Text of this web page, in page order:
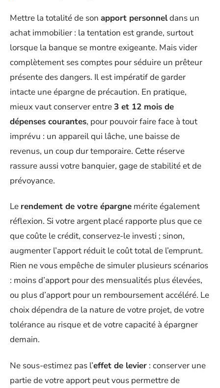
Mettre la totalité de son apport personneldans un
achat immobilier : la tentation est grande, surtout
lorsque la banque se montre exigeante. Mais vider
complètement ses comptes pour séduire un prêteur
présente des dangers. Il est impératif de garder
intacte une épargne de précaution. En pratique,
mieux vaut conserver entre3 et 12 mois de
dépenses courantes, pour pouvoir faire face à tout
imprévu : un appareil qui lâche, une baisse de
revenus, un coup dur temporaire. Cette réserve
rassure aussi votre banquier, gage de stabilité et de
prévoyance.
Le rendement de votre épargne mérite également
réflexion. Si votre argent placé rapporte plus que ce
que coûte le crédit, conservez-le investi ; sinon,
augmenter l’apport réduit le coût total de l’emprunt.
Rien ne vous empêche de simuler plusieurs scénarios
: moins d’apport pour des mensualités plus élevées,
ou plus d’apport pour un remboursement accéléré. Le
choix dépendra de la nature de votre projet, de votre
tolérance au risque et de votre capacité à épargner
demain.
Ne sous-estimez pas l’effet de levier : conserver une
partie de votre apport peut vous permettre de